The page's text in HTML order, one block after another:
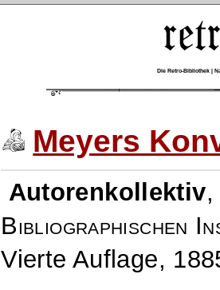
Die Retro-Bibliothek |
Meyers
Autorenkollektiv
Bibliographischen
Vierte Auflage,